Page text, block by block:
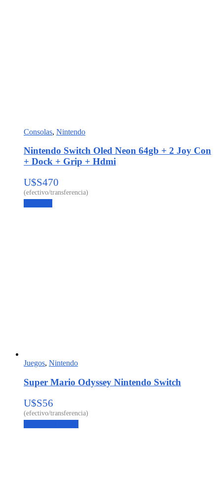
Consolas, Nintendo
Nintendo Switch Oled Neon 64gb + 2 Joy Con
+ Dock + Grip + Hdmi
U$S470
Juegos, Nintendo
Super Mario Odyssey Nintendo Switch
U$S56